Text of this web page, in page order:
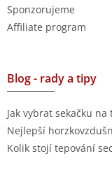
Sponzorujeme
Affiliate program
Blog - rady a tipy
Jak vybrat sekačku
Nejlepší
Kolik stojí tepování